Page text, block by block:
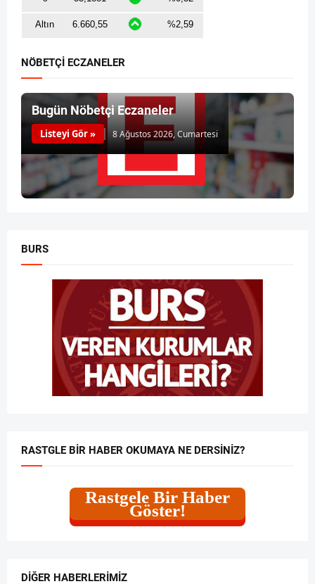
NÖBETÇİ ECZANELER
Bugün Nöbetçi Eczaneler
Listeyi Gör » 8 Ağustos 2026, Cumartesi
BURS
RASTGLE BIR HABER OKUMAYA NE DERSINIZ?
Rastgele Bir Haber
Göster!
DIĞER HABERLERIMIZ